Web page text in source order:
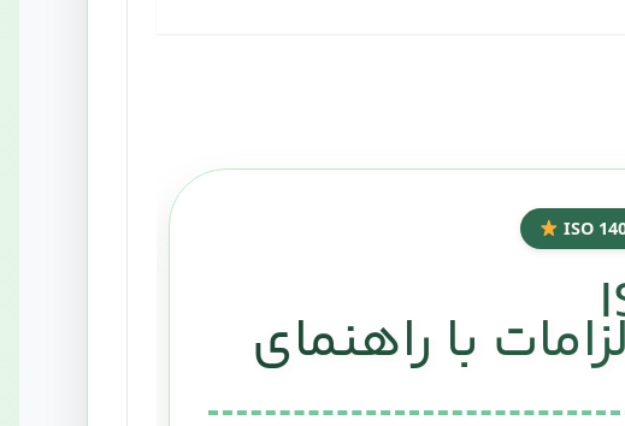
با راهنمای